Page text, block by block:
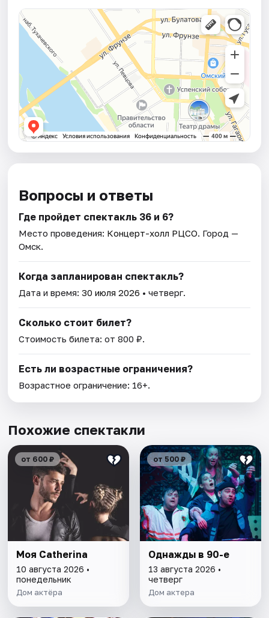
Вопросы и ответы
Где пройдет спектакль 36 и 6?
Место проведения: Концерт-холл РЦСО. Город —
Омск.
Когда запланирован спектакль?
Дата и время:30 июля 2026 • четверг.
Сколько стоит билет?
Стоимость билета: от 800 ₽.
Есть ли возрастные ограничения?
Возрастное ограничение: 16+.
Похожие спектакли
от 600 ₽
Моя Catherina
10 августа 2026 •
понедельник
Дом актёра
от 500 ₽
Однажды в 90-е
13 августа 2026 •
четверг
Дом актера